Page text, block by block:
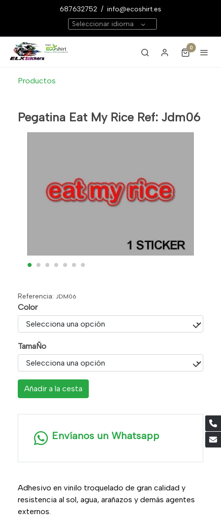
687632752 / info@ecoshirt.es
Seleccionar idioma
0
Productos
Pegatina Eat My Rice Ref: Jdm06
Referencia: JDM06
Color
TamaÑo
Añadir a la cesta
Envíanos un Whatsapp
Adhesivo en vinilo troquelado de gran calidad y
resistencia al sol, agua, arañazos y demás agentes
externos.